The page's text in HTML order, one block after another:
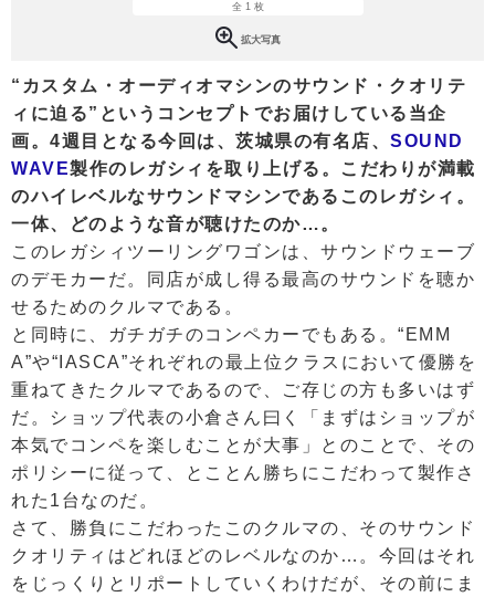
全 1 枚
拡大写真
“カスタム・オーディオマシンのサウンド・クオリテ
ィに迫る”というコンセプトでお届けしている当企
画。4週目となる今回は、茨城県の有名店、 SOUND
WAVE製作のレガシィを取り上げる。こだわりが満載
のハイレベルなサウンドマシンであるこのレガシィ。
一体、どのような音が聴けたのか…。
このレガシィツーリングワゴンは、サウンドウェーブ
のデモカーだ。同店が成し得る最高のサウンドを聴か
せるためのクルマである。
と同時に、ガチガチのコンペカーでもある。“EMM
A”や“IASCA”それぞれの最上位クラスにおいて優勝を
重ねてきたクルマであるので、ご存じの方も多いはず
だ。ショップ代表の小倉さん曰く「まずはショップが
本気でコンペを楽しむことが大事」とのことで、その
ポリシーに従って、とことん勝ちにこだわって製作さ
れた1台なのだ。
さて、勝負にこだわったこのクルマの、そのサウンド
クオリティはどれほどのレベルなのか…。今回はそれ
をじっくりとリポートしていくわけだが、その前にま